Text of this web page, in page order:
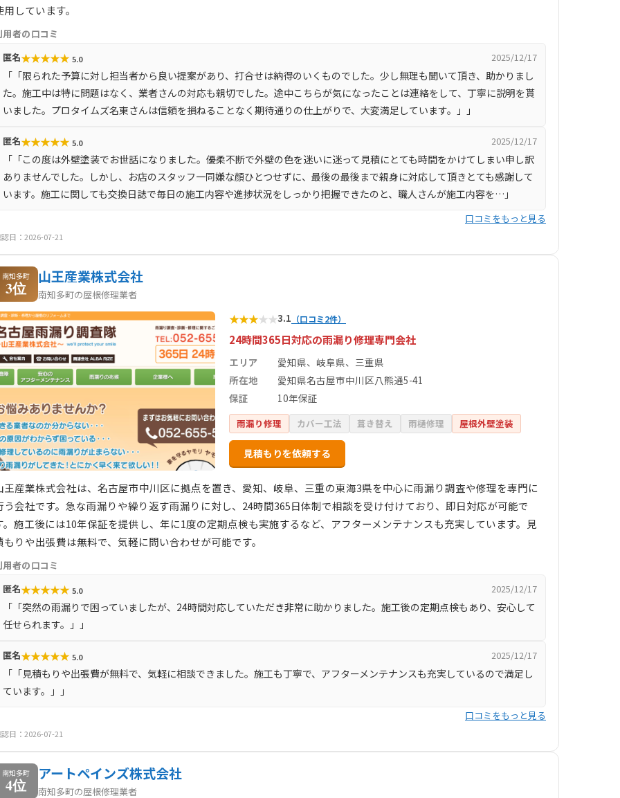
用しています。
用者の口コミ
匿名★★★★★ 5.0 2025/12/17
「「限られた予算に対し担当者から良い提案があり、打合せは納得のいくものでした。少し無理も聞いて頂き、助かりまし
た。施工中は特に問題はなく、業者さんの対応も親切でした。途中こちらが気になったことは連絡をして、丁寧に説明を貰
いました。プロタイムズ名東さんは信頼を損ねることなく期待通りの仕上がりで、大変満足しています。」」
匿名★★★★★ 5.0 2025/12/17
「「この度は外壁塗装でお世話になりました。優柔不断で外壁の色を迷いに迷って見積にとても時間をかけてしまい申し訳
ありませんでした。しかし、お店のスタッフ一同嫌な顔ひとつせずに、最後の最後まで親身に対応して頂きとても感謝して
います。施工に関しても交換日誌で毎日の施工内容や進捗状況をしっかり把握できたのと、職人さんが施工内容を…」
口コミをもっと見る
日：2026-07-21
南知多町
3位
山王産業株式会社
南知多町の屋根修理業者
★★★★★3.1 （口コミ2件）
24時間365日対応の雨漏り修理専門会社
エリア
愛知県、岐阜県、三重県
所在地
愛知県名古屋市中川区八熊通5-41
保証
10年保証
雨漏り修理 カバー工法 葺き替え 雨樋修理 屋根外壁塗装
見積もりを依頼する
王産業株式会社は、名古屋市中川区に拠点を置き、愛知、岐阜、三重の東海3県を中心に雨漏り調査や修理を専門に
う会社です。急な雨漏りや繰り返す雨漏りに対し、24時間365日体制で相談を受け付けており、即日対応が可能で
。施工後には10年保証を提供し、年に1度の定期点検も実施するなど、アフターメンテナンスも充実しています。見
もりや出張費は無料で、気軽に問い合わせが可能です。
用者の口コミ
匿名★★★★★ 5.0 2025/12/17
「「突然の雨漏りで困っていましたが、24時間対応していただき非常に助かりました。施工後の定期点検もあり、安心して
任せられます。」」
匿名★★★★★ 5.0 2025/12/17
「「見積もりや出張費が無料で、気軽に相談できました。施工も丁寧で、アフターメンテナンスも充実しているので満足し
ています。」」
口コミをもっと見る
日：2026-07-21
南知多町
4位
アートペインズ株式会社
南知多町の屋根修理業者